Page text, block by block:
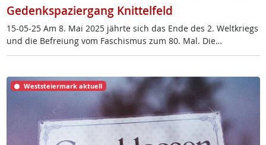
Gedenkspaziergang Knittelfeld
15-05-25 Am 8. Mai 2025 jähr­te sich das En­de des 2. Welt­kriegs
und die Be­f­rei­ung vom Fa­schis­mus zum 80. Mal. Die…
Weststeiermark aktuell